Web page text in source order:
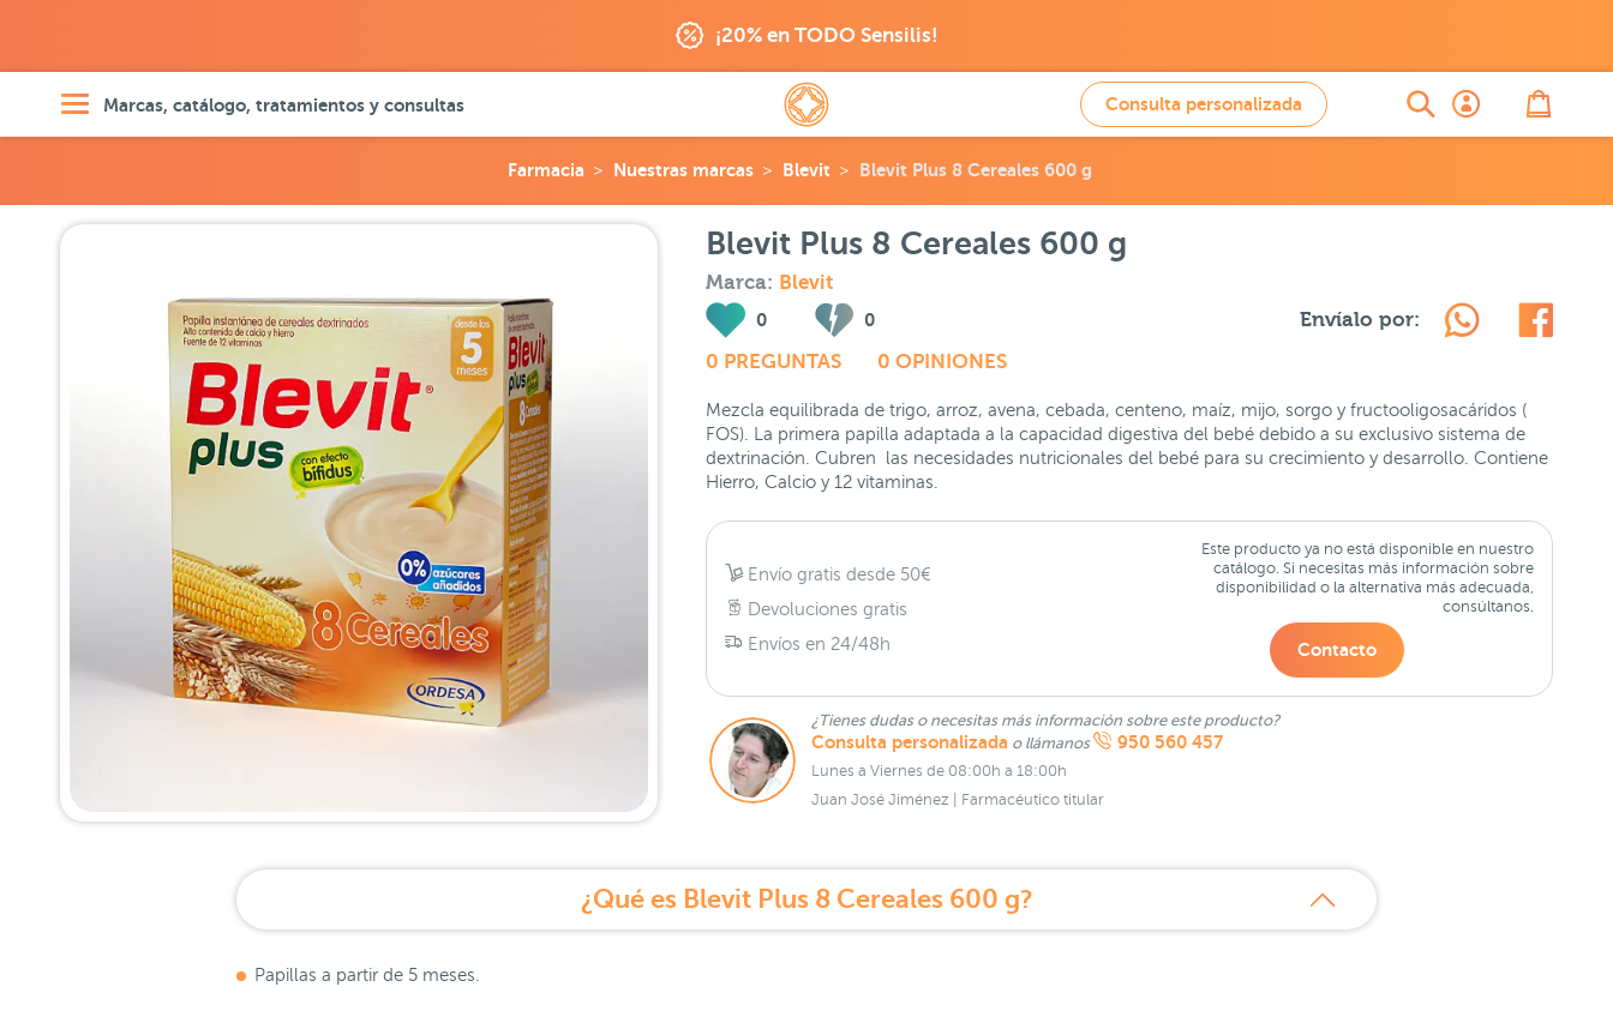
¡20% en TODO Sensilis!
Marcas, catálogo, tratamientos y consultas Consulta personalizada
Farmacia Nuestras marcas Blevit Blevit Plus 8 Cereales 600 g
Blevit Plus 8 Cereales 600 g
Marca: Blevit
0 0
0 PREGUNTAS 0 OPINIONES
Envíalo por:
Mezcla equilibrada de trigo, arroz, avena, cebada, centeno, maíz, mijo, sorgo y fructooligosacáridos (
FOS). La primera papilla adaptada a la capacidad digestiva del bebé debido a su exclusivo sistema de
dextrinación. Cubren las necesidades nutricionales del bebé para su crecimiento y desarrollo. Contiene
Hierro, Calcio y 12 vitaminas.
Envío gratis desde 50€
Devoluciones gratis
Envíos en 24/48h
Este producto ya no está disponible en nuestro
catálogo. Si necesitas más información sobre
disponibilidad o la alternativa más adecuada,
consúltanos.
Contacto
¿Tienes dudas o necesitas más información sobre este producto?
Consulta personalizada o llámanos 950 560 457
Lunes a Viernes de 08:00h a 18:00h
Juan José Jiménez | Farmacéutico titular
¿Qué es Blevit Plus 8 Cereales 600 g?
Papillas a partir de 5 meses.